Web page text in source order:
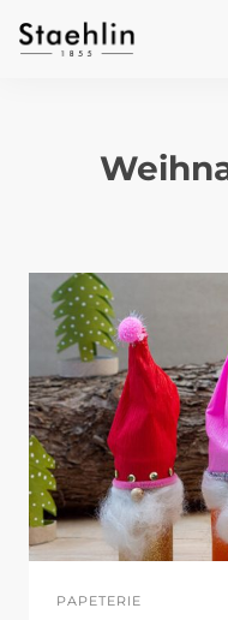
BÜROWELT
VERANSTALTUNGEN
PAPETERIE